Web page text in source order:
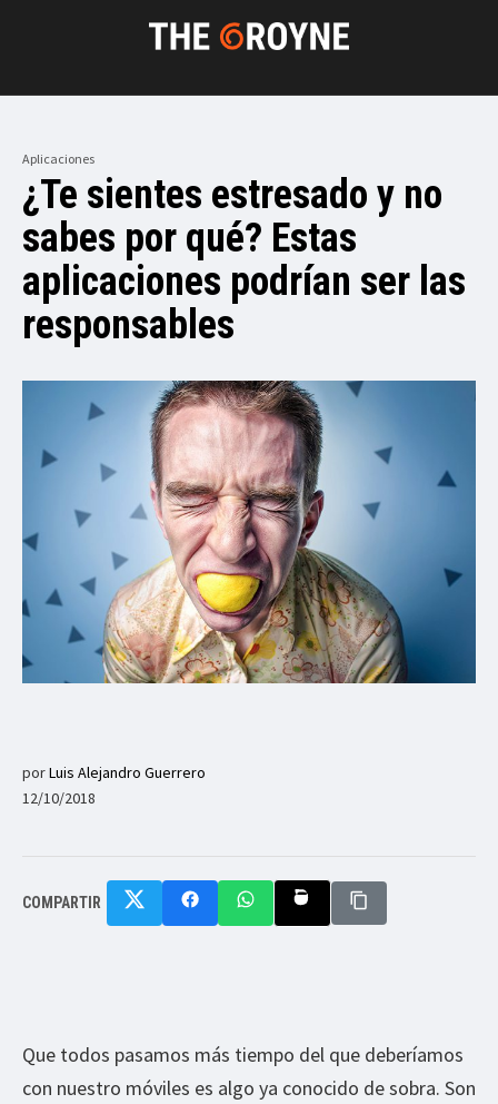
Aplicaciones
¿Te sientes estresado y no
sabes por qué? Estas
aplicaciones podrían ser las
responsables
porLuis Alejandro Guerrero
12/10/2018
COMPARTIR
Que todos pasamos más tiempo del que deberíamos
con nuestro móviles es algo ya conocido de sobra. Son